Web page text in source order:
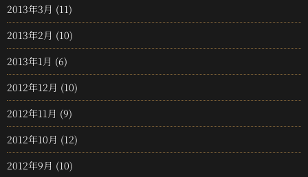
2013年3月 (11)
2013年2月 (10)
2013年1月 (6)
2012年12月 (10)
2012年11月 (9)
2012年10月 (12)
2012年9月 (10)